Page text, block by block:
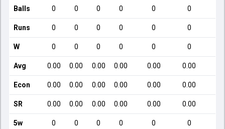
Balls 0 0 0 0 0 0
Runs 0 0 0 0 0 0
W 0 0 0 0 0 0
Avg 0.00 0.00 0.00 0.00 0.00 0.00
Econ 0.00 0.00 0.00 0.00 0.00 0.00
SR 0.00 0.00 0.00 0.00 0.00 0.00
5w 0 0 0 0 0 0